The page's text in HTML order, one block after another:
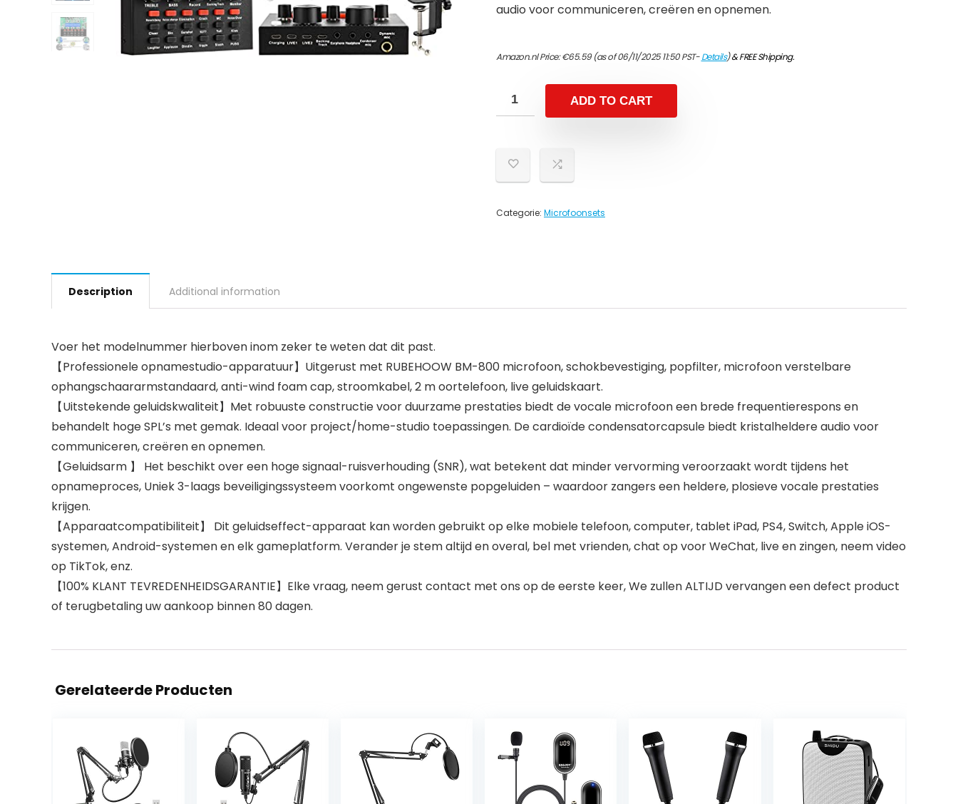
audio voor communiceren, creëren en opnemen.
Amazon.nl Price:€65.59(as of 06/11/2025 11:50 PST-Details)&FREE Shipping.
ADD TO CART
Categorie: Microfoonsets
Description Additional information
Voer het modelnummer hierboven inom zeker te weten dat dit past.
【Professionele opnamestudio-apparatuur】Uitgerust met RUBEHOOW BM-800 microfoon, schokbevestiging, popfilter, microfoon verstelbare
ophangschaararmstandaard, anti-wind foam cap, stroomkabel, 2 m oortelefoon, live geluidskaart.
【Uitstekende geluidskwaliteit】Met robuuste constructie voor duurzame prestaties biedt de vocale microfoon een brede frequentierespons en
behandelt hoge SPL’s met gemak. Ideaal voor project/home-studio toepassingen. De cardioïde condensatorcapsule biedt kristalheldere audio voor
communiceren, creëren en opnemen.
【Geluidsarm 】 Het beschikt over een hoge signaal-ruisverhouding (SNR), wat betekent dat minder vervorming veroorzaakt wordt tijdens het
opnameproces, Uniek 3-laags beveiligingssysteem voorkomt ongewenste popgeluiden – waardoor zangers een heldere, plosieve vocale prestaties
krijgen.
【Apparaatcompatibiliteit】 Dit geluidseffect-apparaat kan worden gebruikt op elke mobiele telefoon, computer, tablet iPad, PS4, Switch, Apple iOS-
systemen, Android-systemen en elk gameplatform. Verander je stem altijd en overal, bel met vrienden, chat op voor WeChat, live en zingen, neem video
op TikTok, enz.
【100% KLANT TEVREDENHEIDSGARANTIE】Elke vraag, neem gerust contact met ons op de eerste keer, We zullen ALTIJD vervangen een defect product
of terugbetaling uw aankoop binnen 80 dagen.
Gerelateerde Producten